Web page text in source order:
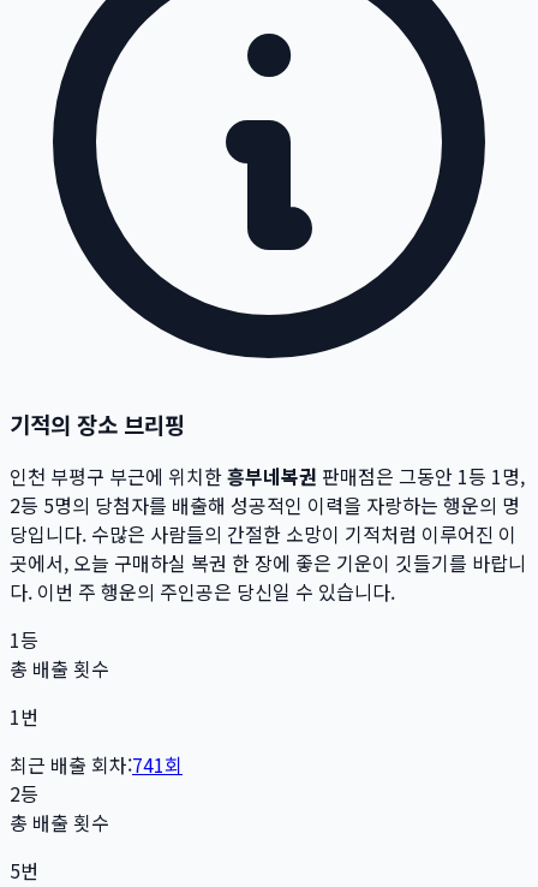
기적의 장소 브리핑
인천 부평구 부근에 위치한흥부네복권 판매점은 그동안 1등 1명,
2등 5명의 당첨자를 배출해 성공적인 이력을 자랑하는 행운의 명
당입니다. 수많은 사람들의 간절한 소망이 기적처럼 이루어진 이
곳에서, 오늘 구매하실 복권 한 장에 좋은 기운이 깃들기를 바랍니
다. 이번 주 행운의 주인공은 당신일 수 있습니다.
1등
총 배출 횟수
1번
최근 배출 회차:741회
2등
총 배출 횟수
5번